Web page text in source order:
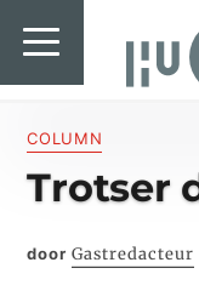
COLUMN
Trotser
doorGastredacteur
SvJ